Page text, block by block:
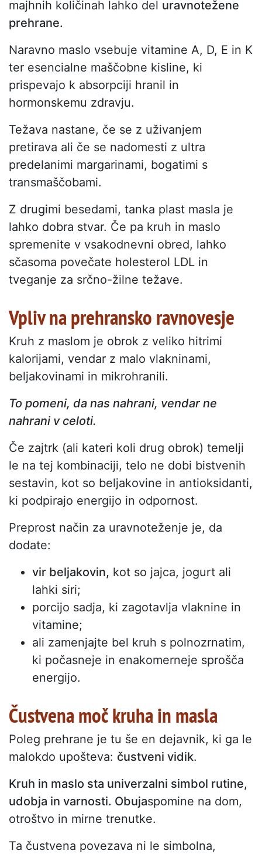
majhnih količinah lahko del uravnotežene
prehrane.
Naravno maslo vsebuje vitamine A, D, E in K
ter esencialne maščobne kisline, ki
prispevajo k absorpciji hranil in
hormonskemu zdravju.
Težava nastane, če se z uživanjem
pretirava ali če se nadomesti z ultra
predelanimi margarinami, bogatimi s
transmaščobami.
Z drugimi besedami, tanka plast masla je
lahko dobra stvar. Če pa kruh in maslo
spremenite v vsakodnevni obred, lahko
sčasoma povečate holesterol LDL in
tveganje za srčno-žilne težave.
Vpliv na prehransko ravnovesje
Kruh z maslom je obrok z veliko hitrimi
kalorijami, vendar z malo vlakninami,
beljakovinami in mikrohranili.
To pomeni, da nas nahrani, vendar ne
nahrani v celoti.
Če zajtrk (ali kateri koli drug obrok) temelji
le na tej kombinaciji, telo ne dobi bistvenih
sestavin, kot so beljakovine in antioksidanti,
ki podpirajo energijo in odpornost.
Preprost način za uravnoteženje je, da
dodate:
vir beljakovin, kot so jajca, jogurt ali
lahki siri;
porcijo sadja, ki zagotavlja vlaknine in
vitamine;
ali zamenjajte bel kruh s polnozrnatim,
ki počasneje in enakomerneje sprošča
energijo.
Čustvena moč kruha in masla
Poleg prehrane je tu še en dejavnik, ki ga le
malokdo upošteva: čustveni vidik.
Kruh in maslo sta univerzalni simbol rutine,
udobja in varnosti. Obujaspomine na dom,
otroštvo in mirne trenutke.
Ta čustvena povezava ni le simbolna,